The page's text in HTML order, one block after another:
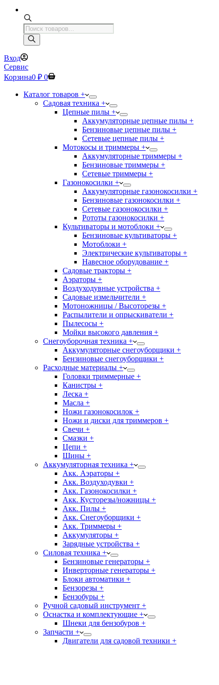
Поиск
товаров
Вход
Сервис
Корзина0 ₽ 0
Каталог товаров +
Садовая техника +
Цепные пилы +
Аккумуляторные цепные пилы +
Бензиновые цепные пилы +
Сетевые цепные пилы +
Мотокосы и триммеры +
Аккумуляторные триммеры +
Бензиновые триммеры +
Сетевые триммеры +
Газонокосилки +
Аккумуляторные газонокосилки +
Бензиновые газонокосилки +
Сетевые газонокосилки +
Рототы газонокосилки +
Культиваторы и мотоблоки +
Бензиновые культиваторы +
Мотоблоки +
Электрические культиваторы +
Навесное оборудование +
Садовые тракторы +
Аэраторы +
Воздуходувные устройства +
Садовые измельчители +
Мотоножницы / Высоторезы +
Распылители и опрыскиватели +
Пылесосы +
Мойки высокого давления +
Снегоуборочная техника +
Аккумуляторные снегоуборщики +
Бензиновые снегоуборщики +
Расходные материалы +
Головки триммерные +
Канистры +
Леска +
Масла +
Ножи газонокосилок +
Ножи и диски для триммеров +
Свечи +
Смазки +
Цепи +
Шины +
Аккумуляторная техника +
Акк. Аэраторы +
Акк. Воздуходувки +
Акк. Газонокосилки +
Акк. Кусторезы/ножницы +
Акк. Пилы +
Акк. Снегоуборщики +
Акк. Триммеры +
Аккумуляторы +
Зарядные устройства +
Силовая техника +
Бензиновые генераторы +
Инверторные генераторы +
Блоки автоматики +
Бензорезы +
Бензобуры +
Ручной садовый инструмент +
Оснастка и комплектующие +
Шнеки для бензобуров +
Запчасти +
Двигатели для садовой техники +